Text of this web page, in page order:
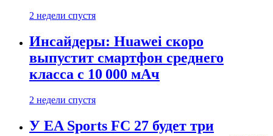
2 недели спустя
Инсайдеры: Huawei скоро
выпустит смартфон среднего
класса с 10 000 мАч
2 недели спустя
У EA Sports FC 27 будет три